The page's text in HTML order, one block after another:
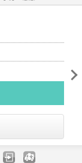
予約 急患